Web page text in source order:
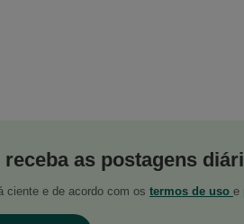
receba as postagens
ciente e de acordo com os termos de uso e